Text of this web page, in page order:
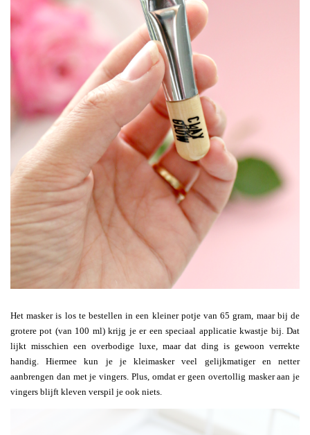
Het masker is los te bestellen in een kleiner potje van 65 gram, maar bij de
grotere pot (van 100 ml) krijg je er een speciaal applicatie kwastje bij. Dat
lijkt misschien een overbodige luxe, maar dat ding is gewoon verrekte
handig. Hiermee kun je je kleimasker veel gelijkmatiger en netter
aanbrengen dan met je vingers. Plus, omdat er geen overtollig masker aan je
vingers blijft kleven verspil je ook niets.